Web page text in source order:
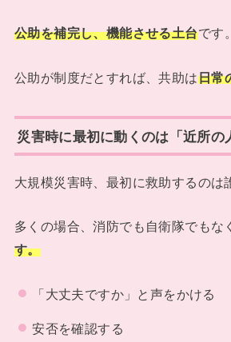
公助を補完し、機能させる土台です。
公助が制度だとすれば、共助は日常
災害時に最初に動くのは「近所の
大規模災害時、最初に救助するのは
多くの場合、消防でも自衛隊でもな
す。
「大丈夫ですか」と声をかける
安否を確認する